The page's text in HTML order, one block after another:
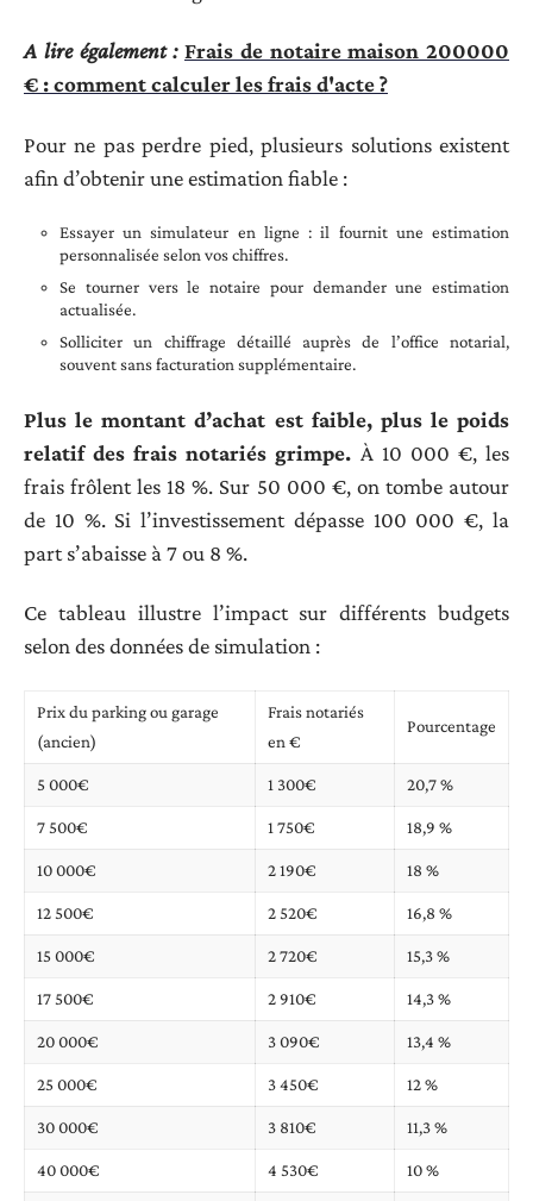
A lire également : Frais de notaire maison 200000
€ : comment calculer les frais d'acte ?
Pour ne pas perdre pied, plusieurs solutions existent
afin d’obtenir une estimation fiable :
Essayer un simulateur en ligne : il fournit une estimation
personnalisée selon vos chiffres.
Se tourner vers le notaire pour demander une estimation
actualisée.
Solliciter un chiffrage détaillé auprès de l’office notarial,
souvent sans facturation supplémentaire.
Plus le montant d’achat est faible, plus le poids
relatif des frais notariés grimpe. À 10 000 €, les
frais frôlent les 18 %. Sur 50 000 €, on tombe autour
de 10 %. Si l’investissement dépasse 100 000 €, la
part s’abaisse à 7 ou 8 %.
Ce tableau illustre l’impact sur différents budgets
selon des données de simulation :
Prix du parking ou garage
(ancien)
Frais notariés
en €
Pourcentage
5 000€ 1 300€ 20,7 %
7 500€ 1 750€ 18,9 %
10 000€ 2 190€ 18 %
12 500€ 2 520€ 16,8 %
15 000€ 2 720€ 15,3 %
17 500€ 2 910€ 14,3 %
20 000€ 3 090€ 13,4 %
25 000€ 3 450€ 12 %
30 000€ 3 810€ 11,3 %
40 000€ 4 530€ 10 %